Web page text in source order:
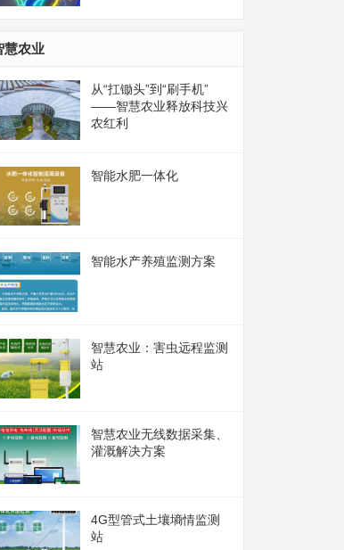
慧农业
从“扛锄头”到“刷手机”
——智慧农业释放科技兴
农红利
智能水肥一体化
智能水产养殖监测方案
智慧农业：害虫远程监测
站
智慧农业无线数据采集、
灌溉解决方案
4G型管式土壤墒情监测
站